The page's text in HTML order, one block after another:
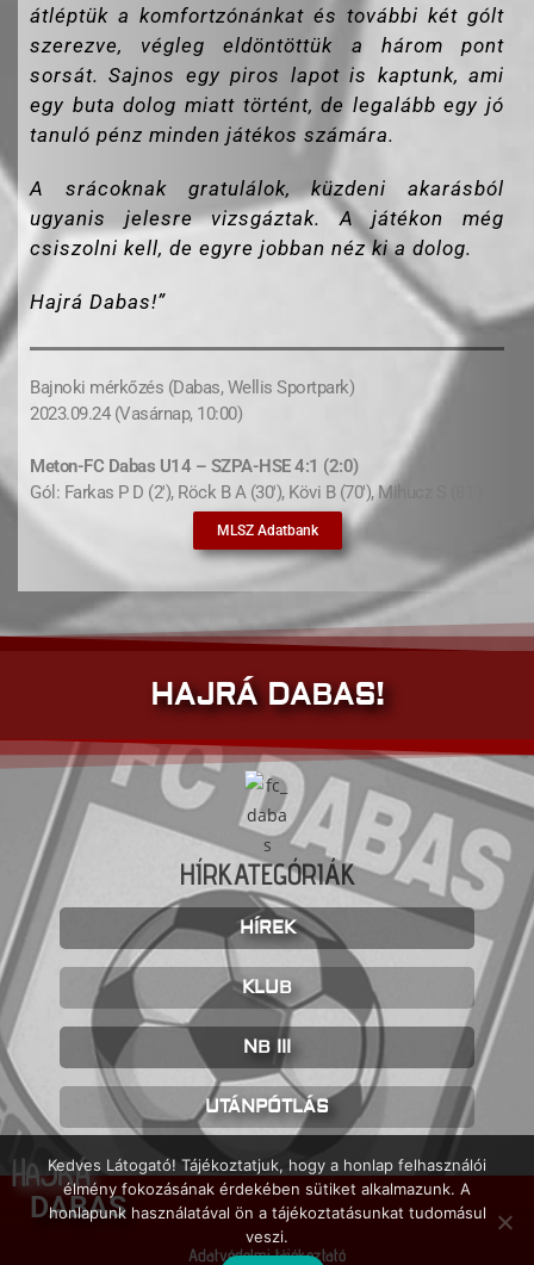
átléptük a komfortzónánkat és további két gólt
szerezve, végleg eldöntöttük a három pont
sorsát. Sajnos egy piros lapot is kaptunk, ami
egy buta dolog miatt történt, de legalább egy jó
tanuló pénz minden játékos számára.
A srácoknak gratulálok, küzdeni akarásból
ugyanis jelesre vizsgáztak. A játékon még
csiszolni kell, de egyre jobban néz ki a dolog.
Hajrá Dabas!”
Bajnoki mérkőzés (Dabas, Wellis Sportpark)
2023.09.24 (Vasárnap, 10:00)
Meton-FC Dabas U14 – SZPA-HSE 4:1 (2:0)
Gól: Farkas P D (2′), Röck B A (30′), Kövi B (70′), Mihucz S (81′)
MLSZ Adatbank
HAJRÁ DABAS!
HÍRKATEGÓRIÁK
HÍREK
KLUB
NB III
UTÁNPÓTLÁS
HAJRÁ
DABAS
Adatvédelmi tájékoztató
Kedves Látogató! Tájékoztatjuk, hogy a honlap felhasználói
élmény fokozásának érdekében sütiket alkalmazunk. A
honlapunk használatával ön a tájékoztatásunkat tudomásul
veszi.